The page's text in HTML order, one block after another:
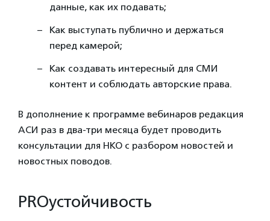
данные, как их подавать;
Как выступать публично и держаться
перед камерой;
Как создавать интересный для СМИ
контент и соблюдать авторские права.
В дополнение к программе вебинаров редакция
АСИ раз в два-три месяца будет проводить
консультации для НКО с разбором новостей и
новостных поводов.
PROустойчивость